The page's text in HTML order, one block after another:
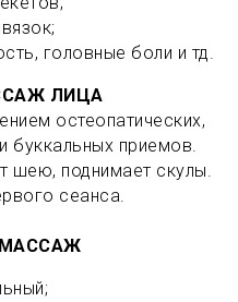
головные боли и тд.
ЛИЦА
остеопатических,
буккальных приемов.
шею, поднимает скулы.
сеанса.